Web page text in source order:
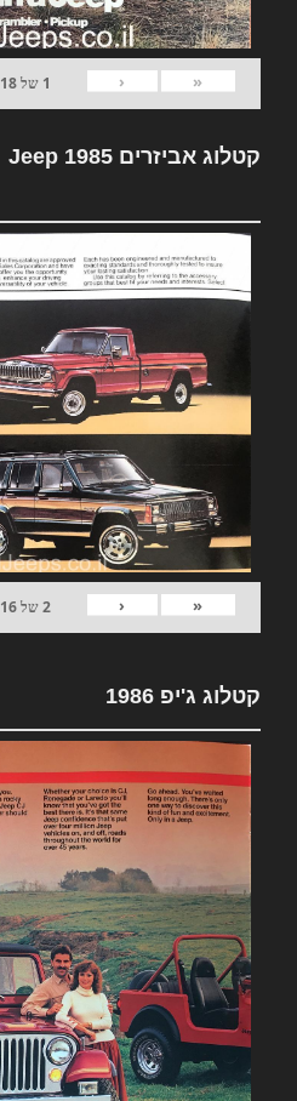
«
‹
1 של18
קטלוג אביזרים Jeep 1985
«
‹
2של16
קטלוג ג'יפ 1986